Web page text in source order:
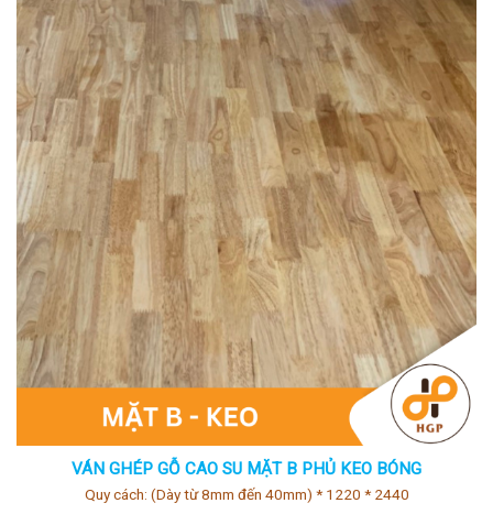
VÁN GHÉP GỖ CAO SU MẶT B PHỦ KEO BÓNG
Quy cách: (Dày từ 8mm đến 40mm) * 1220 * 2440